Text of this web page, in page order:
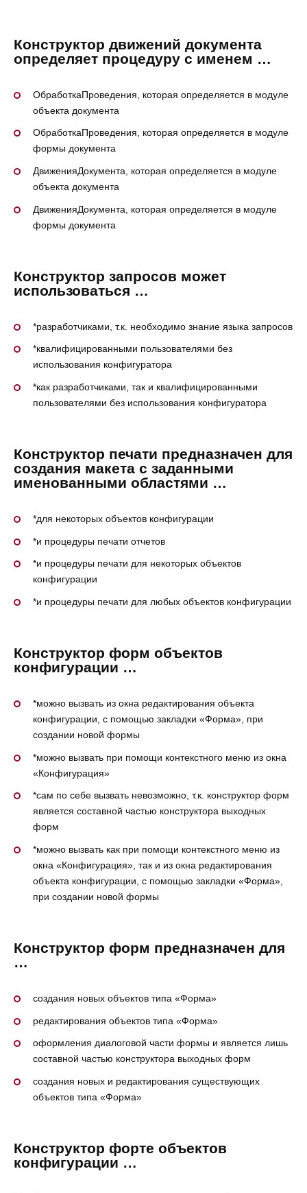
Конструктор движений документа
определяет процедуру с именем …
ОбработкаПроведения, которая определяется в модуле
объекта документа
ОбработкаПроведения, которая определяется в модуле
формы документа
ДвиженияДокумента, которая определяется в модуле
объекта документа
ДвиженияДокумента, которая определяется в модуле
формы документа
Конструктор запросов может
использоваться …
*разработчиками, т.к. необходимо знание языка запросов
*квалифицированными пользователями без
использования конфигуратора
*как разработчиками, так и квалифицированными
пользователями без использования конфигуратора
Конструктор печати предназначен для
создания макета с заданными
именованными областями …
*для некоторых объектов конфигурации
*и процедуры печати отчетов
*и процедуры печати для некоторых объектов
конфигурации
*и процедуры печати для любых объектов конфигурации
Конструктор форм объектов
конфигурации …
*можно вызвать из окна редактирования объекта
конфигурации, с помощью закладки «Форма», при
создании новой формы
*можно вызвать при помощи контекстного меню из окна
«Конфигурация»
*сам по себе вызвать невозможно, т.к. конструктор форм
является составной частью конструктора выходных
форм
*можно вызвать как при помощи контекстного меню из
окна «Конфигурация», так и из окна редактирования
объекта конфигурации, с помощью закладки «Форма»,
при создании новой формы
Конструктор форм предназначен для
…
создания новых объектов типа «Форма»
редактирования объектов типа «Форма»
оформления диалоговой части формы и является лишь
составной частью конструктора выходных форм
создания новых и редактирования существующих
объектов типа «Форма»
Конструктор форте объектов
конфигурации …